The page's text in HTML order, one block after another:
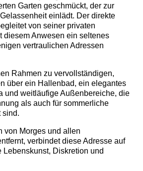
Garten geschmückt, der zur
einlädt. Der direkte
von seiner privaten
diesem Anwesen ein seltenes
vertraulichen Adressen
Rahmen zu vervollständigen,
über ein Hallenbad, ein elegantes
und weitläufige Außenbereiche, die
als auch für sommerliche
sind.
von Morges und allen
verbindet diese Adresse auf
Lebenskunst, Diskretion und